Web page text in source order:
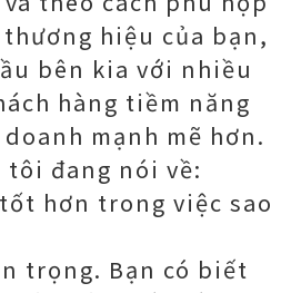
hiệu của bạn,
bên kia với nhiều
hàng tiềm năng
mạnh mẽ hơn.
đang nói về:
hơn trong việc sao
trọng. Bạn có biết